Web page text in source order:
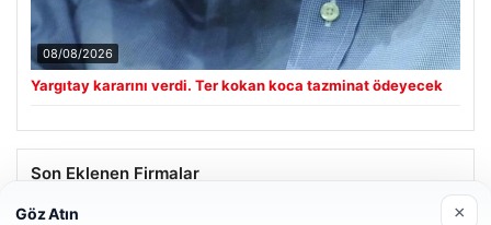
08/08/2026
Yargıtay kararını verdi. Ter kokan koca tazminat ödeyecek
Son Eklenen Firmalar
Göz Atın ×